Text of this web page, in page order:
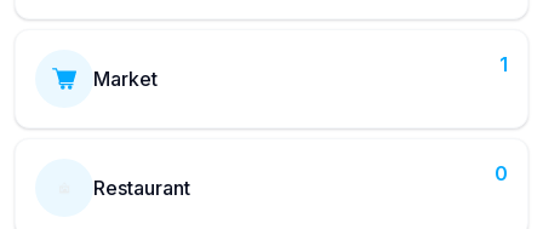
Market
1
Restaurant
0